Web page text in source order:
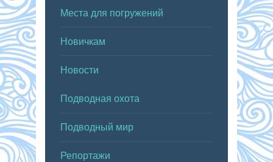
Места для погружений
Новичкам
Новости
Подводная охота
Подводный мир
Репортажи